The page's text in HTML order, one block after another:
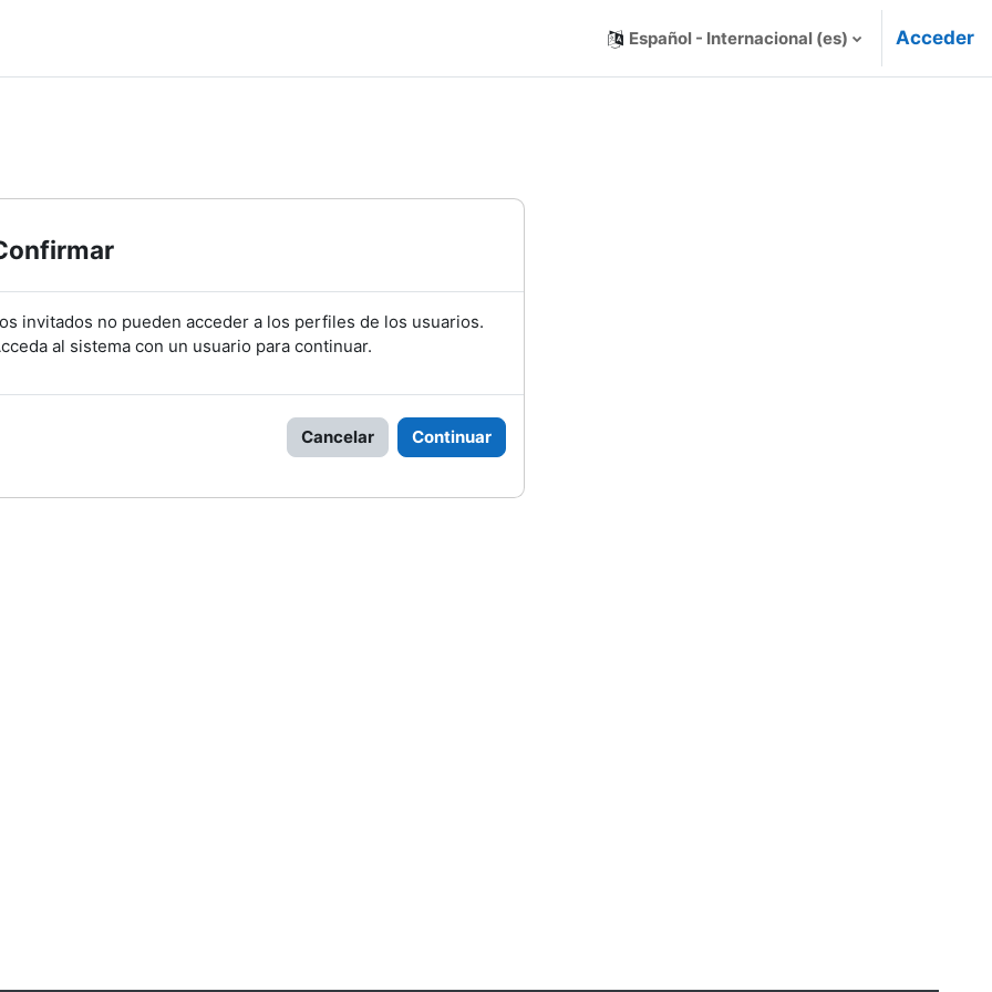
Español - Internacional ‎(es)‎ Acceder
invitados no pueden acceder a los perfiles de los usuarios.
al sistema con un usuario para continuar.
Cancelar Continuar